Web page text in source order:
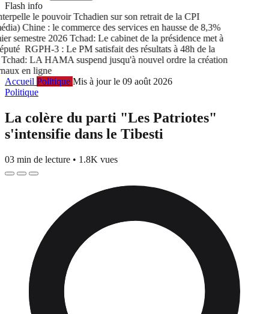
Flash info
le pouvoir Tchadien sur son retrait de la CPI
Chine : le commerce des services en hausse de 8,3%
semestre 2026Tchad: Le cabinet de la présidence met à
RGPH-3 : Le PM satisfait des résultats à 48h de la
LA HAMA suspend jusqu'à nouvel ordre la création
en ligne
Accueil Politique Mis à jour le 09 août 2026
Politique
La colère du parti "Les Patriotes"
s'intensifie dans le Tibesti
03 min de lecture • 1.8K vues